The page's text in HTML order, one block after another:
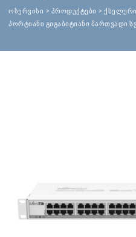
ოსერვისი > პროდუქტები >
პორტიანი გიგაბიტიანი მართვადი